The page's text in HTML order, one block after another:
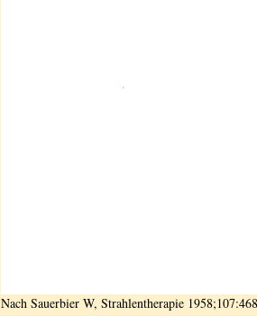
Nach Sauerbier W, Strahlentherapie